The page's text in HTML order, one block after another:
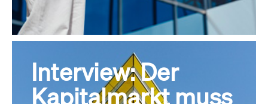
Interview: Der
Kapitalmarkt muss